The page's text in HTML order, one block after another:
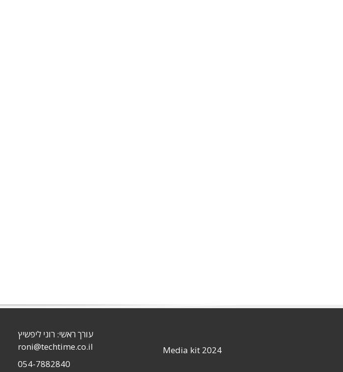
Media kit 2024
עורך ראשי: רוני ליפשיץ
roni@techtime.co.il
054-7882840